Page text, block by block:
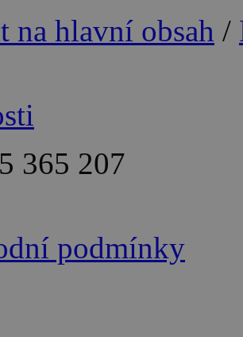
na hlavní obsah /
365 207
podmínky